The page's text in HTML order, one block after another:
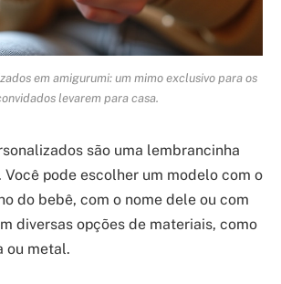
em amigurumi: um mimo exclusivo para os
levarem para casa.
são uma lembrancinha
pode escolher um modelo com o
do bebê, com o nome dele ou com
diversas opções de materiais, como
ou metal.